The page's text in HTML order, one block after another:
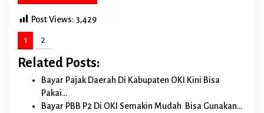
l
o
n
Post Views: 3,429
1 2
Related Posts:
Bayar Pajak Daerah Di Kabupaten OKI Kini Bisa
Pakai…
Bayar PBB P2 Di OKI Semakin Mudah Bisa Gunakan…